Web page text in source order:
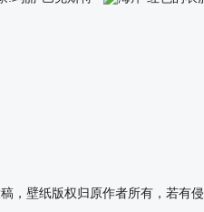
，壁纸版权归原作者所有，若